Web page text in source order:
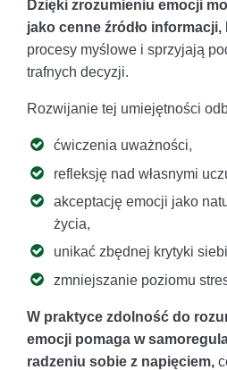
Dzięki zrozumieniu emocji
jako cenne źródło informacji,
procesy myślowe i sprzyjają
trafnych decyzji.
Rozwijanie tej umiejętności
ćwiczenia uważności,
refleksję nad własnymi
akceptację emocji jako
życia,
unikać zbędnej krytyki
zmniejszanie poziomu
W praktyce zdolność do
emocji pomaga w
radzeniu sobie z napięciem,